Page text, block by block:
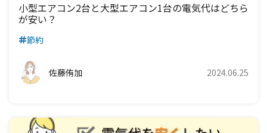
小型エアコン2台と大型エアコン1台の電気代はどちら
が安い？
節約
佐藤侑加 2024.06.25